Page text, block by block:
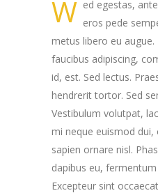
W ed egestas,
eros pede
metus libero eu
faucibus adipiscing,
id, est. Sed lectus.
hendrerit tortor. Sed
Vestibulum volutpat,
mi neque euismod dui,
sapien ornare nisl.
dapibus eu,
Excepteur sint